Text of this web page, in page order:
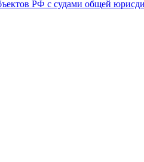
РФ с судами общей